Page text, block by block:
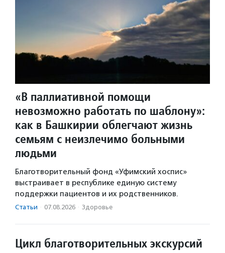
«В паллиативной помощи
невозможно работать по шаблону»:
как в Башкирии облегчают жизнь
семьям с неизлечимо больными
людьми
Благотворительный фонд «Уфимский хоспис»
выстраивает в республике единую систему
поддержки пациентов и их родственников.
Статьи · 07.08.2026 · Здоровье
Цикл благотворительных экскурсий